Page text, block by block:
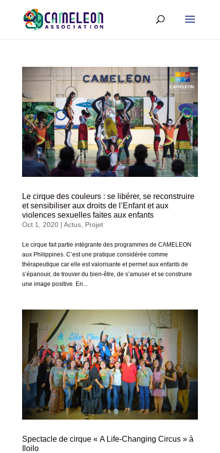
Le cirque des couleurs : se libérer, se reconstruire
et sensibiliser aux droits de l’Enfant et aux
violences sexuelles faites aux enfants
Oct 1, 2020| Actus, Projet
Le cirque fait partie intégrante des programmes de CAMELEON
aux Philippines. C’est une pratique considérée comme
thérapeutique car elle est valorisante et permet aux enfants de
s’épanouir, de trouver du bien-être, de s’amuser et se construire
une image positive. En...
Spectacle de cirque « A Life-Changing Circus » à
Iloilo